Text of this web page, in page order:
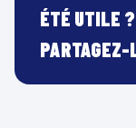
ÉTÉ UTILE ?
PARTAGEZ-